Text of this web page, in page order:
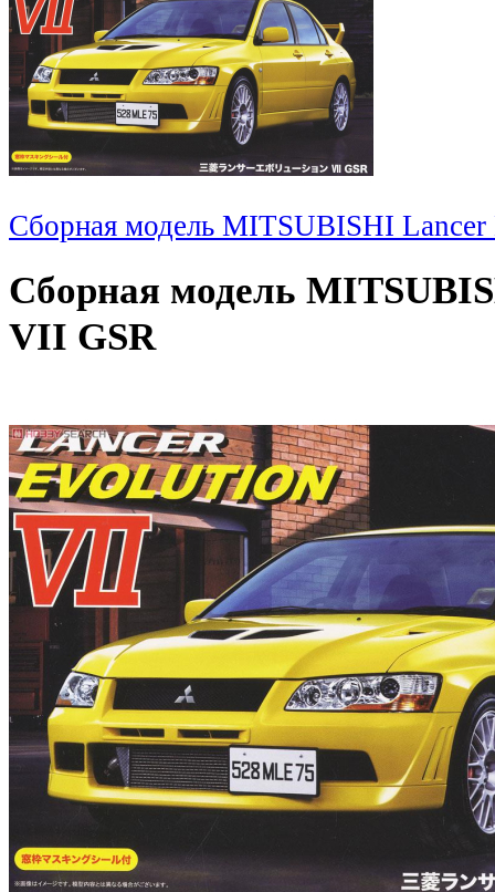
Сборная модель MITSUBISHI
Сборная модель
VII GSR